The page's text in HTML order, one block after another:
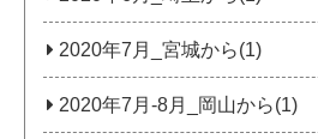
2020年7月_宮城から(1)
2020年7月‐8月_岡山から(1)